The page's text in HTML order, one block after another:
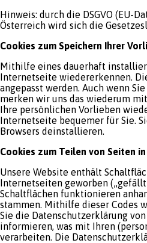
Hinweis: durch die DSGVO (EU-
Österreich wird sich die
Cookies zum Speichern Ihrer
Mithilfe eines dauerhaft
Internetseite wiedererkennen.
angepasst werden. Auch wenn
merken wir uns das wiederum
Ihre persönlichen Vorlieben
Internetseite bequemer für Sie.
Browsers deinstallieren.
Cookies zum Teilen von Seiten
Unsere Website enthält
Internetseiten geworben
Schaltflächen funktionieren
stammen. Mithilfe dieser Codes
Sie die Datenschutzerklärung
informieren, was mit Ihren
verarbeiten. Die